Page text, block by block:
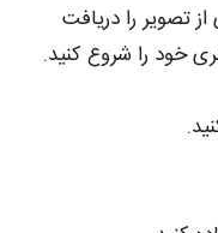
تصویر را دریافت
خود را شروع کنید.